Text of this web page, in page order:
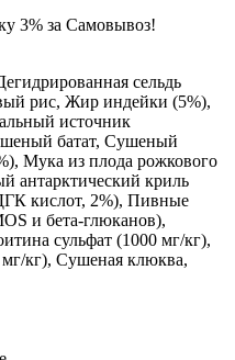
3% за Самовывоз!
сельдь
рис, Жир индейки (5%),
источник
батат, Сушеный
Мука из плода рожкового
антарктический криль
кислот, 2%), Пивные
и бета-глюканов),
сульфат (1000 мг/кг),
кг), Сушеная клюква,